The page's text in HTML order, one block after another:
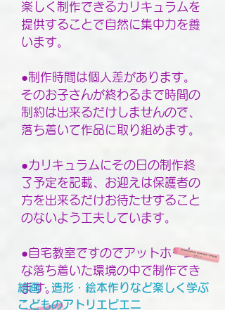
楽しく制作できるカリキュラムを
提供することで自然に集中力を養
います。
●制作時間は個人差があります。
そのお子さんが終わるまで時間の
制約は出来るだけしませんので、
落ち着いて作品に取り組めます。
●カリキュラムにその日の制作終
了予定を記載、お迎えは保護者の
方を出来るだけお待たせすること
のないよう工夫しています。
●自宅教室ですのでアットホーム
な落ち着いた環境の中で制作でき
ます。
絵画・造形・絵本作りなど楽しく学ぶ
こどものアトリエピエニ